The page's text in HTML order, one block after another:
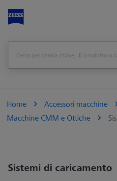
Home
Accessori macchine
Macchine CMM e Ottiche
Sistemi di caricamento